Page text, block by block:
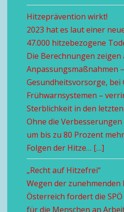
Hitzeprävention wirkt!
2023 hat es laut einer
47.000 hitzebezogene
Die Berechnungen zeigen
Anpassungsmaßnahmen
Gesundheitsvorsorge, bei
Frühwarnsystemen –
Sterblichkeit in den
Ohne die
um bis zu 80 Prozent
Folgen der Hitze… […]
„Recht auf Hitzefrei“
Wegen der zunehmenden
Österreich fordert die
für die Menschen an